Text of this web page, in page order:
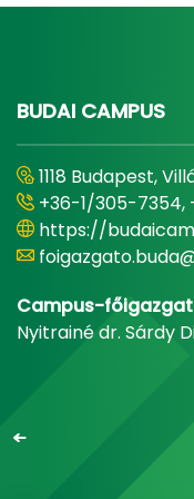
BUDAI CAMPUS
1118 Budapest,
+36-1/305-7354,
https://
Campus-
Nyitrainé dr. Sárdy